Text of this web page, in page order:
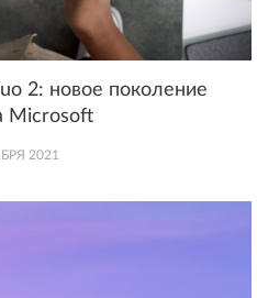
2: новое поколение
Microsoft
2021